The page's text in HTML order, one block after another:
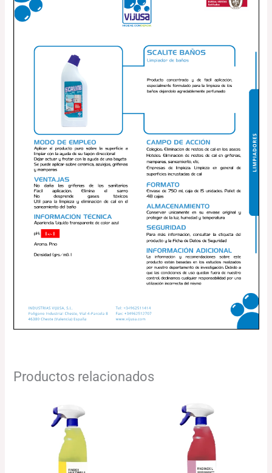
Productos relacionados